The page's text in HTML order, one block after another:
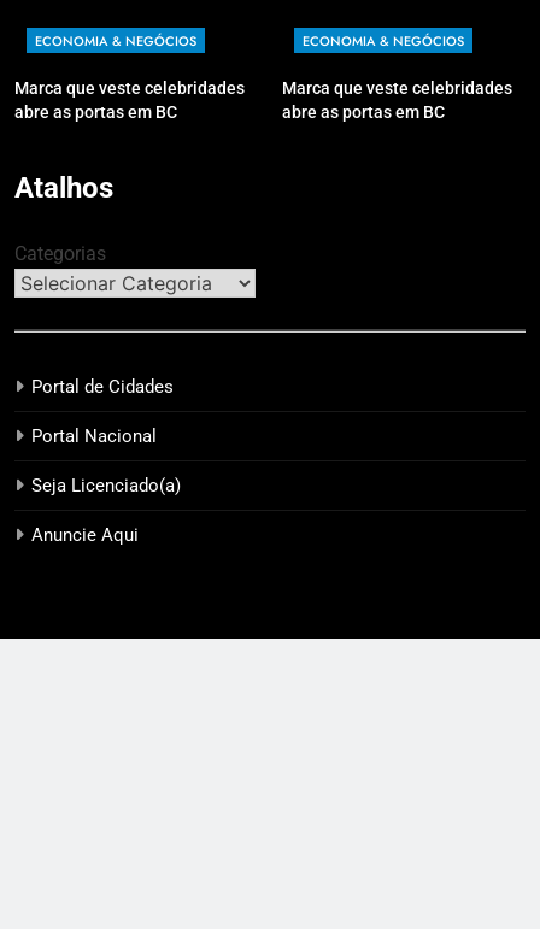
ECONOMIA & NEGÓCIOS
Marca que veste celebridades
abre as portas em BC
ECONOMIA & NEGÓCIOS
Marca que veste celebridades
abre as portas em BC
Atalhos
Categorias
Portal de Cidades
Portal Nacional
Seja Licenciado(a)
Anuncie Aqui